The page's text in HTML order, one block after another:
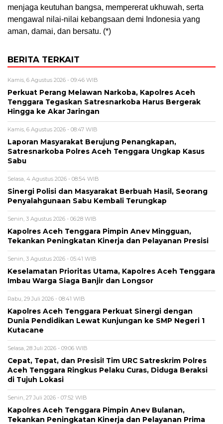
menjaga keutuhan bangsa, mempererat ukhuwah, serta
mengawal nilai-nilai kebangsaan demi Indonesia yang
aman, damai, dan bersatu. (*)
BERITA TERKAIT
Kamis, 6 Agustus 2026 - 09:46 WIB
Perkuat Perang Melawan Narkoba, Kapolres Aceh
Tenggara Tegaskan Satresnarkoba Harus Bergerak
Hingga ke Akar Jaringan
Kamis, 6 Agustus 2026 - 08:47 WIB
Laporan Masyarakat Berujung Penangkapan,
Satresnarkoba Polres Aceh Tenggara Ungkap Kasus
Sabu
Selasa, 4 Agustus 2026 - 08:54 WIB
Sinergi Polisi dan Masyarakat Berbuah Hasil, Seorang
Penyalahgunaan Sabu Kembali Terungkap
Senin, 3 Agustus 2026 - 06:28 WIB
Kapolres Aceh Tenggara Pimpin Anev Mingguan,
Tekankan Peningkatan Kinerja dan Pelayanan Presisi
Senin, 3 Agustus 2026 - 05:41 WIB
Keselamatan Prioritas Utama, Kapolres Aceh Tenggara
Imbau Warga Siaga Banjir dan Longsor
Rabu, 29 Juli 2026 - 08:41 WIB
Kapolres Aceh Tenggara Perkuat Sinergi dengan
Dunia Pendidikan Lewat Kunjungan ke SMP Negeri 1
Kutacane
Selasa, 28 Juli 2026 - 09:06 WIB
Cepat, Tepat, dan Presisi! Tim URC Satreskrim Polres
Aceh Tenggara Ringkus Pelaku Curas, Diduga Beraksi
di Tujuh Lokasi
Senin, 27 Juli 2026 - 07:52 WIB
Kapolres Aceh Tenggara Pimpin Anev Bulanan,
Tekankan Peningkatan Kinerja dan Pelayanan Prima